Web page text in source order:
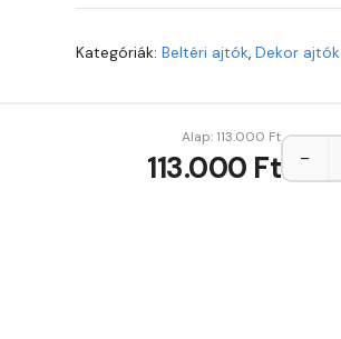
Kategóriák:Beltéri ajtók,Dekor ajtók
Alap:113.000 Ft
113.000 Ft −